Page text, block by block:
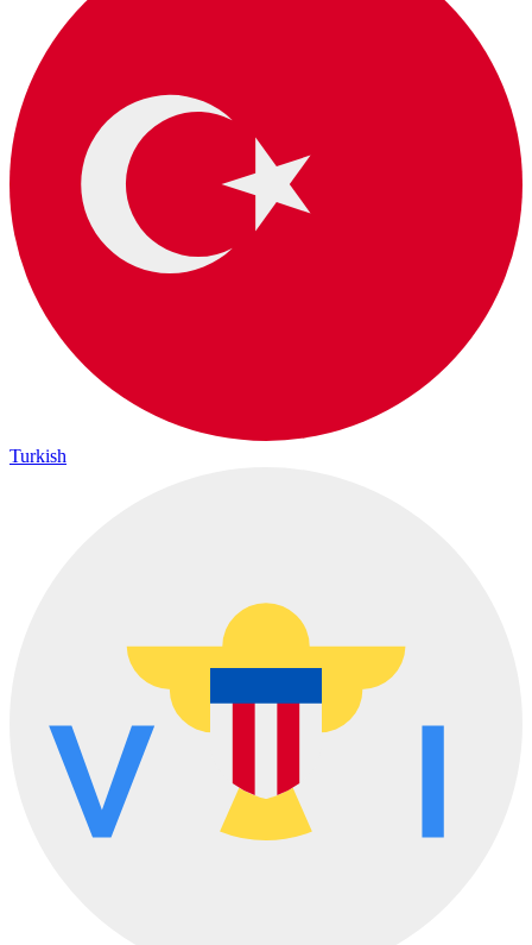
Turkish